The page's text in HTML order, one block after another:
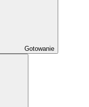
Gotowanie